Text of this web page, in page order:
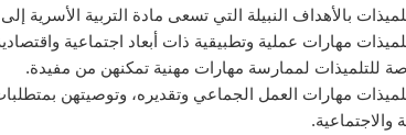
بالأهداف النبيلة التي تسعى مادة التربية الأسرية
مهارات عملية وتطبيقية ذات أبعاد اجتماعية
للتلميذات لممارسة مهارات مهنية تمكنهن من مفيدة.
مهارات العمل الجماعي وتقديره، وتوصيتهن
والاجتماعية.